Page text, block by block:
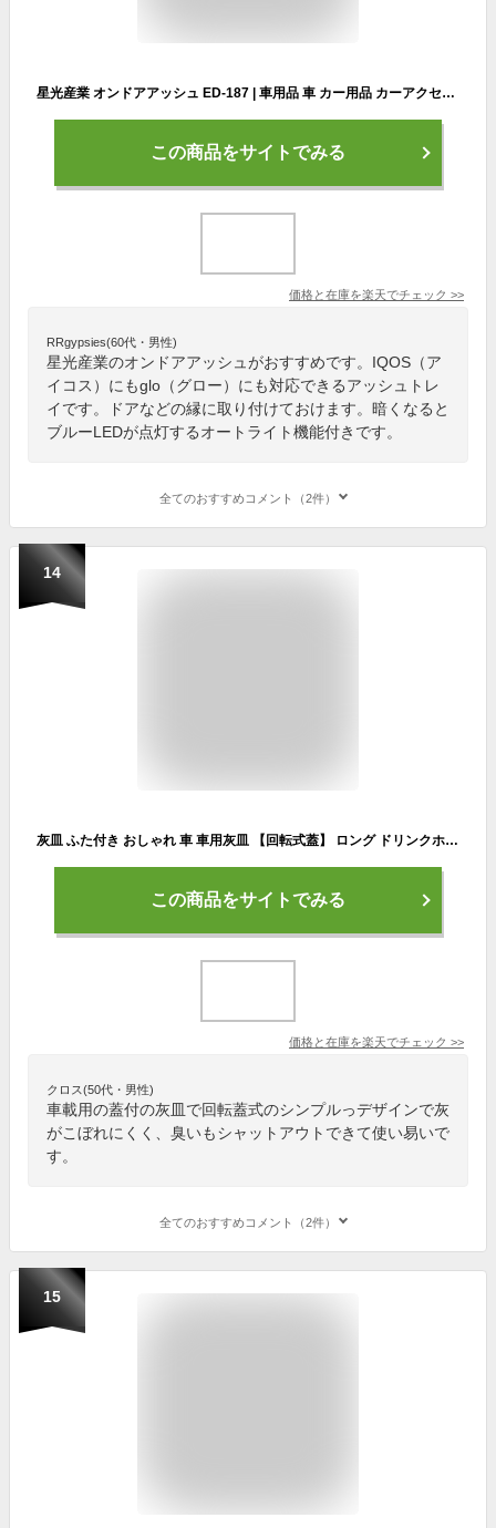
星光産業 オンドアアッシュ ED-187 | 車用品 車 カー用品 カーアクセサリー アクセサリー 内装 内装パーツ 灰皿 吸い殻 煙草 タバコ IQOS アイコス glo グロー アッシュトレイ トレイ
この商品をサイトでみる
価格と在庫を楽天でチェック >>
RRgypsies(60代・男性)
星光産業のオンドアアッシュがおすすめです。IQOS（ア
イコス）にもglo（グロー）にも対応できるアッシュトレ
イです。ドアなどの縁に取り付けておけます。暗くなると
ブルーLEDが点灯するオートライト機能付きです。
全てのおすすめコメント（2件）
14
灰皿 ふた付き おしゃれ 車 車用灰皿 【回転式蓋】 ロング ドリンクホルダー 灰皿車 車灰皿 車用灰皿 灰皿車用 蓋付き 漏斗 灰皿おしゃれ オシャレ お洒落 携帯灰皿 はいざら くるま用 大容量 アイコスホルダー 屋外 かわいい カー用品 車収納 車ゴミ箱 車内グッズ
この商品をサイトでみる
価格と在庫を楽天でチェック >>
クロス(50代・男性)
車載用の蓋付の灰皿で回転蓋式のシンプルっデザインで灰
がこぼれにくく、臭いもシャットアウトできて使い易いで
す。
全てのおすすめコメント（2件）
15